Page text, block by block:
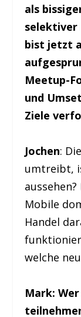
als
selektiver
bist jetzt
Meetup-
und
Ziele
Jochen:
umtreibt,
Mobile
Handel
welche
Mark: